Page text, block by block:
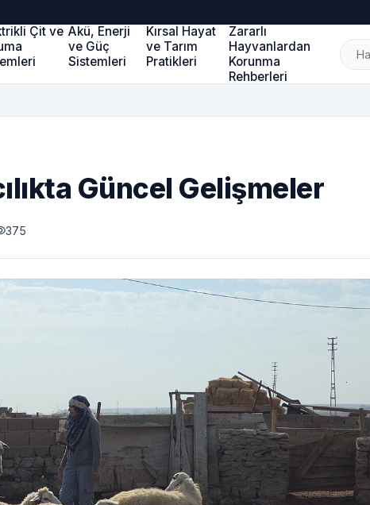
Çit ve Akü, Enerji
ve Güç
Sistemleri
Kırsal Hayat
ve Tarım
Pratikleri
Zararlı
Hayvanlardan
Korunma
Rehberleri
Güncel Gelişmeler
375